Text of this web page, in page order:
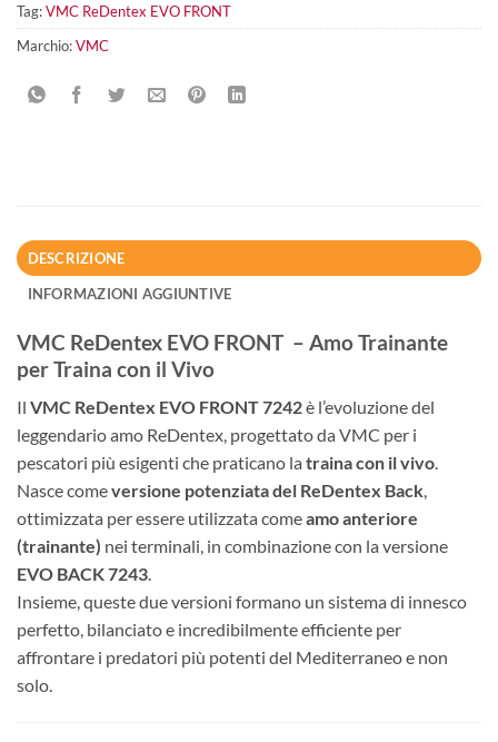
Tag:VMC ReDentex EVO FRONT
Marchio:VMC
DESCRIZIONE
INFORMAZIONI AGGIUNTIVE
VMC ReDentex EVO FRONT – Amo Trainante
per Traina con il Vivo
Il VMC ReDentex EVO FRONT 7242è l’evoluzione del
leggendario amo ReDentex, progettato da VMC per i
pescatori più esigenti che praticano la traina con il vivo.
Nasce comeversione potenziata del ReDentex Back,
ottimizzata per essere utilizzata comeamo anteriore
(trainante) nei terminali, in combinazione con la versione
EVO BACK 7243.
Insieme, queste due versioni formano un sistema di innesco
perfetto, bilanciato e incredibilmente efficiente per
affrontare i predatori più potenti del Mediterraneo e non
solo.